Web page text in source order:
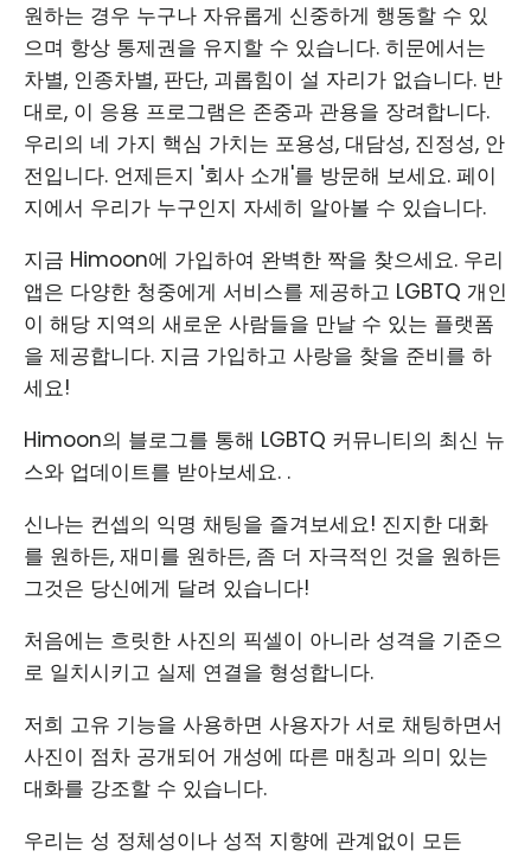
원하는 경우 누구나 자유롭게 신중하게 행동할 수 있
으며 항상 통제권을 유지할 수 있습니다. 히문에서는
차별, 인종차별, 판단, 괴롭힘이 설 자리가 없습니다. 반
대로, 이 응용 프로그램은 존중과 관용을 장려합니다.
우리의 네 가지 핵심 가치는 포용성, 대담성, 진정성, 안
전입니다. 언제든지 '회사 소개'를 방문해 보세요. 페이
지에서 우리가 누구인지 자세히 알아볼 수 있습니다.
지금 Himoon에 가입하여 완벽한 짝을 찾으세요. 우리
앱은 다양한 청중에게 서비스를 제공하고 LGBTQ 개인
이 해당 지역의 새로운 사람들을 만날 수 있는 플랫폼
을 제공합니다. 지금 가입하고 사랑을 찾을 준비를 하
세요!
Himoon의 블로그를 통해 LGBTQ 커뮤니티의 최신 뉴
스와 업데이트를 받아보세요. .
신나는 컨셉의 익명 채팅을 즐겨보세요! 진지한 대화
를 원하든, 재미를 원하든, 좀 더 자극적인 것을 원하든
그것은 당신에게 달려 있습니다!
처음에는 흐릿한 사진의 픽셀이 아니라 성격을 기준으
로 일치시키고 실제 연결을 형성합니다.
저희 고유 기능을 사용하면 사용자가 서로 채팅하면서
사진이 점차 공개되어 개성에 따른 매칭과 의미 있는
대화를 강조할 수 있습니다.
우리는 성 정체성이나 성적 지향에 관계없이 모든